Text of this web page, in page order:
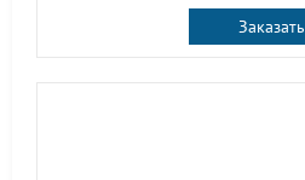
Заказать